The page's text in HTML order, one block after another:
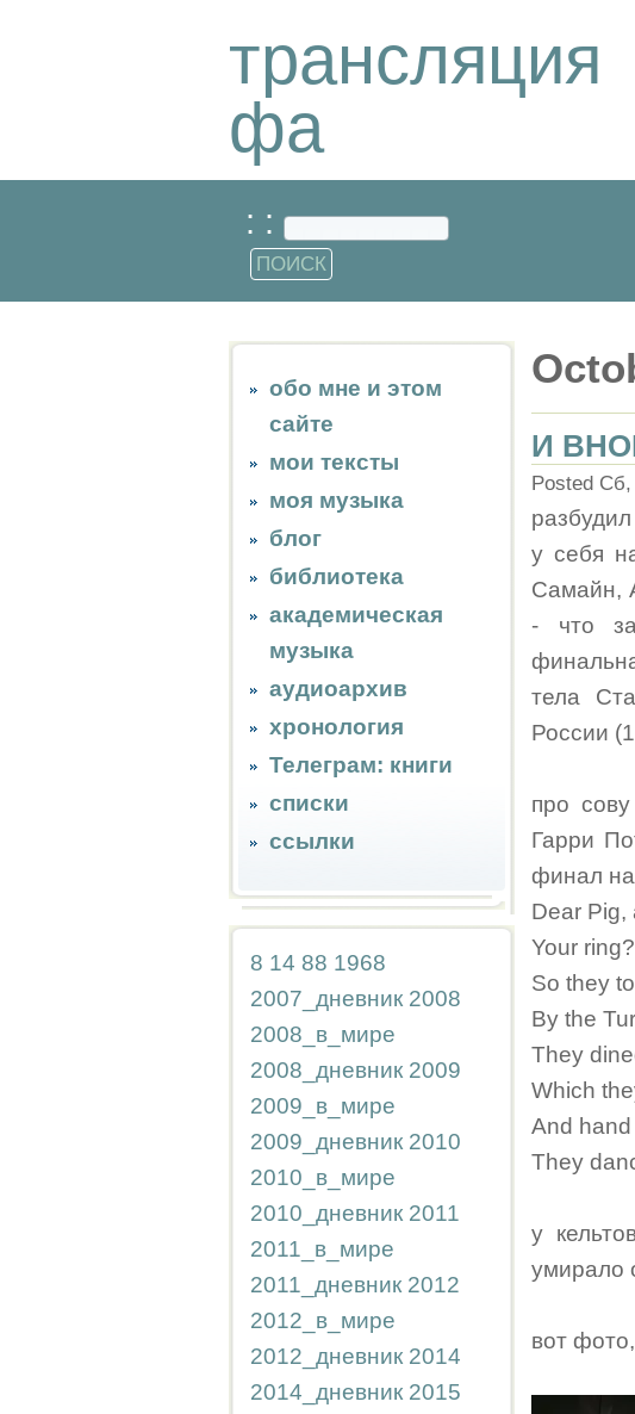
трансляция
фа
: :
обо мне и этом
сайте
мои тексты
моя музыка
блог
библиотека
академическая
музыка
аудиоархив
хронология
Телеграм: книги
списки
ссылки
8 14 88 1968
2007_дневник 2008
2008_в_мире
2008_дневник 2009
2009_в_мире
2009_дневник 2010
2010_в_мире
2010_дневник 2011
2011_в_мире
2011_дневник 2012
2012_в_мире
2012_дневник 2014
2014_дневник 2015
И
Posted Сб,
у себя
Самайн,
- что за
тела
России
про
Гарри
финал на
Dear Pig,
Your
So they
By the
They
Which
And
They
у
умирало
вот